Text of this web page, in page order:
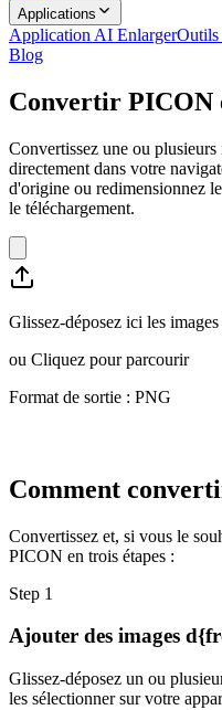
Applications
Application AI EnlargerOutils
Blog
Convertir PICON
Convertissez une ou
directement dans votre
d'origine ou redimensionnez
le téléchargement.
Glissez-déposez ici les
ou Cliquez pour parcourir
Format de sortie : PNG
Comment
Convertissez et, si vous le
PICON en trois étapes :
Step 1
Ajouter des images
Glissez-déposez un ou
les sélectionner sur votre